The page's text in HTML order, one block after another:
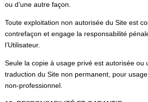
ou d’une autre façon.
Toute exploitation non autorisée du Site est
contrefaçon et engage la responsabilité
l’Utilisateur.
Seule la copie à usage privé est autorisée ou
traduction du Site non permanent, pour
non-professionnel.